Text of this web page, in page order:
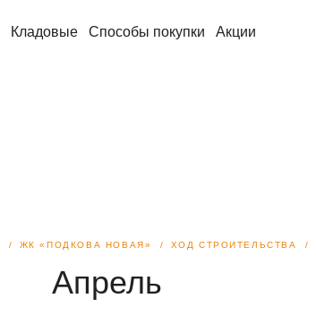
Кладовые Способы покупки Акции
ЖК «ПОДКОВА НОВАЯ» ХОД СТРОИТЕЛЬСТВА
Апрель